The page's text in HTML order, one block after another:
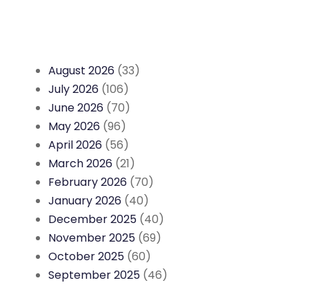
August 2026 (33)
July 2026 (106)
June 2026 (70)
May 2026 (96)
April 2026 (56)
March 2026 (21)
February 2026 (70)
January 2026 (40)
December 2025 (40)
November 2025 (69)
October 2025 (60)
September 2025 (46)